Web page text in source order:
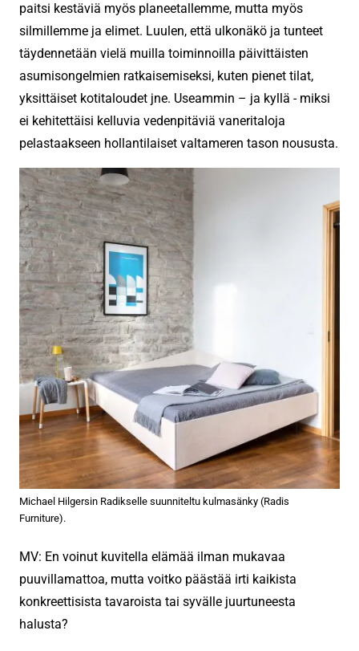
paitsi kestäviä myös planeetallemme, mutta myös
silmillemme ja elimet. Luulen, että ulkonäkö ja tunteet
täydennetään vielä muilla toiminnoilla päivittäisten
asumisongelmien ratkaisemiseksi, kuten pienet tilat,
yksittäiset kotitaloudet jne. Useammin – ja kyllä ​​- miksi
ei kehitettäisi kelluvia vedenpitäviä vaneritaloja
pelastaakseen hollantilaiset valtameren tason noususta.
Michael Hilgersin Radikselle suunniteltu kulmasänky (Radis
Furniture).
MV: En voinut kuvitella elämää ilman mukavaa
puuvillamattoa, mutta voitko päästää irti kaikista
konkreettisista tavaroista tai syvälle juurtuneesta
halusta?